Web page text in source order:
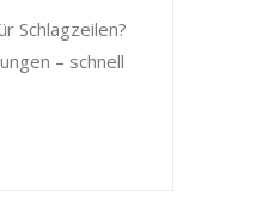
Schlagzeilen?
– schnell